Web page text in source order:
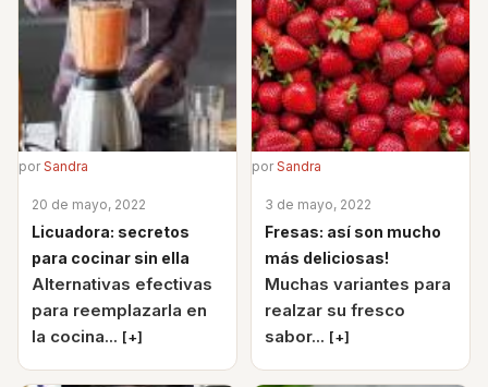
porSandra
20 de mayo, 2022
Licuadora: secretos
para cocinar sin ella
Alternativas efectivas
para reemplazarla en
la cocina... [+]
porSandra
3 de mayo, 2022
Fresas: así son mucho
más deliciosas!
Muchas variantes para
realzar su fresco
sabor... [+]